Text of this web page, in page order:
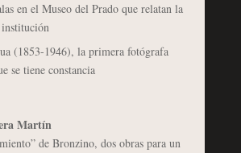
en el Museo del Prado que relatan la
(1853-1946), la primera fotógrafa
se tiene constancia
Martín
de Bronzino, dos obras para un